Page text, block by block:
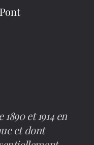
et 1914 en
et dont